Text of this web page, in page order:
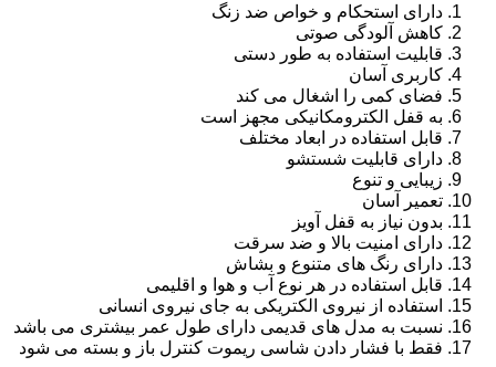
دارای استحکام و خواص ضد زنگ
کاهش آلودگی صوتی
قابلیت استفاده به طور دستی
کاربری آسان
فضای کمی را اشغال می کند
به قفل الکترومکانیکی مجهز است
قابل استفاده در ابعاد مختلف
دارای قابلیت شستشو
زیبایی و تنوع
تعمیر آسان
بدون نیاز به قفل آویز
دارای امنیت بالا و ضد سرقت
دارای رنگ های متنوع و بشاش
قابل استفاده در هر نوع آب و هوا و اقلیمی
استفاده از نیروی الکتریکی به جای نیروی انسانی
نسبت به مدل های قدیمی دارای طول عمر بیشتری می باشد
فقط با فشار دادن شاسی ریموت کنترل باز و بسته می شود